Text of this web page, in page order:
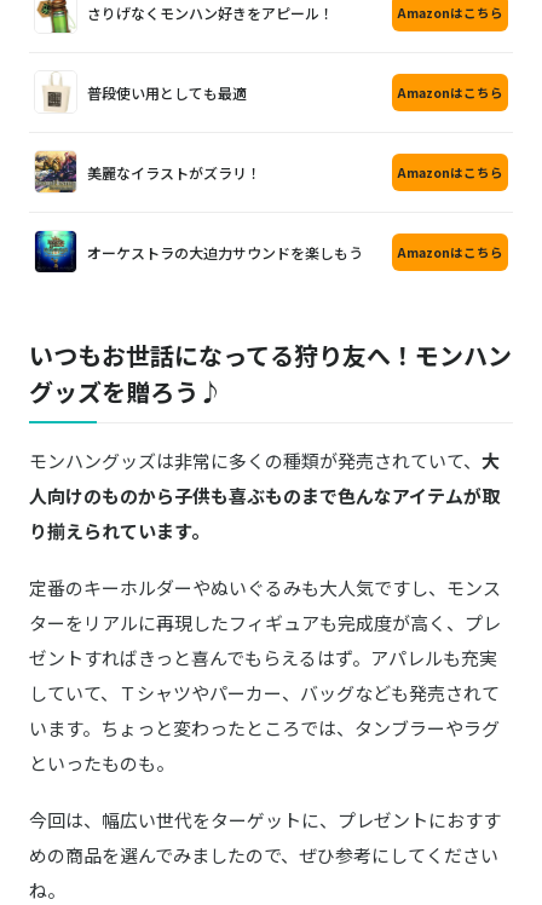
さりげなくモンハン好きをアピール！ Amazonはこちら
普段使い用としても最適 Amazonはこちら
美麗なイラストがズラリ！ Amazonはこちら
オーケストラの大迫力サウンドを楽しもう Amazonはこちら
いつもお世話になってる狩り友へ！モンハン
グッズを贈ろう♪
モンハングッズは非常に多くの種類が発売されていて、 大
人向けのものから子供も喜ぶものまで色んなアイテムが取
り揃えられています。
定番のキーホルダーやぬいぐるみも大人気ですし、モンス
ターをリアルに再現したフィギュアも完成度が高く、プレ
ゼントすればきっと喜んでもらえるはず。アパレルも充実
していて、Ｔシャツやパーカー、バッグなども発売されて
います。ちょっと変わったところでは、タンブラーやラグ
といったものも。
今回は、幅広い世代をターゲットに、プレゼントにおすす
めの商品を選んでみましたので、ぜひ参考にしてください
ね。